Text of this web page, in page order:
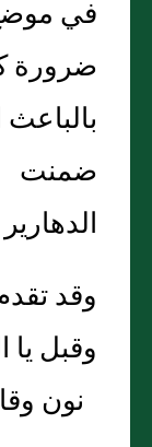
في
ضرورة
ضمنت
الدهارير
وقد
وقبل
نون